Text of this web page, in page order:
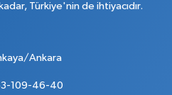
Türkiye'nin de ihtiyacıdır.
Ankara
109-46-40